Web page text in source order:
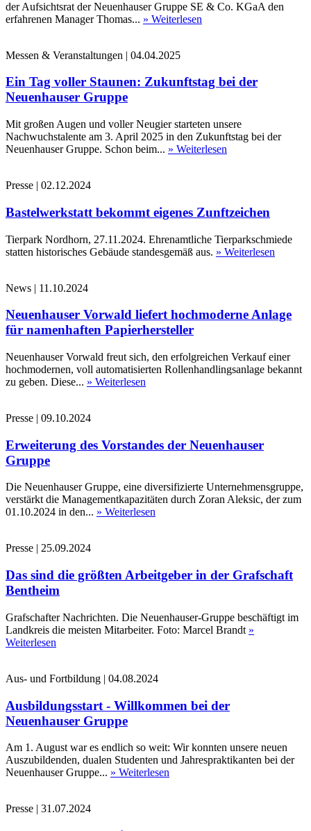
der Aufsichtsrat der Neuenhauser Gruppe SE & Co. KGaA den
erfahrenen Manager Thomas... » Weiterlesen
Messen & Veranstaltungen | 04.04.2025
Ein Tag voller Staunen: Zukunftstag bei der
Neuenhauser Gruppe
Mit großen Augen und voller Neugier starteten unsere
Nachwuchstalente am 3. April 2025 in den Zukunftstag bei der
Neuenhauser Gruppe. Schon beim... » Weiterlesen
Presse | 02.12.2024
Bastelwerkstatt bekommt eigenes Zunftzeichen
Tierpark Nordhorn, 27.11.2024. Ehrenamtliche Tierparkschmiede
statten historisches Gebäude standesgemäß aus. » Weiterlesen
News | 11.10.2024
Neuenhauser Vorwald liefert hochmoderne Anlage
für namenhaften Papierhersteller
Neuenhauser Vorwald freut sich, den erfolgreichen Verkauf einer
hochmodernen, voll automatisierten Rollenhandlingsanlage bekannt
zu geben. Diese... » Weiterlesen
Presse | 09.10.2024
Erweiterung des Vorstandes der Neuenhauser
Gruppe
Die Neuenhauser Gruppe, eine diversifizierte Unternehmensgruppe,
verstärkt die Managementkapazitäten durch Zoran Aleksic, der zum
01.10.2024 in den... » Weiterlesen
Presse | 25.09.2024
Das sind die größten Arbeitgeber in der Grafschaft
Bentheim
Grafschafter Nachrichten. Die Neuenhauser-Gruppe beschäftigt im
Landkreis die meisten Mitarbeiter. Foto: Marcel Brandt »
Weiterlesen
Aus- und Fortbildung | 04.08.2024
Ausbildungsstart - Willkommen bei der
Neuenhauser Gruppe
Am 1. August war es endlich so weit: Wir konnten unsere neuen
Auszubildenden, dualen Studenten und Jahrespraktikanten bei der
Neuenhauser Gruppe... » Weiterlesen
Presse | 31.07.2024